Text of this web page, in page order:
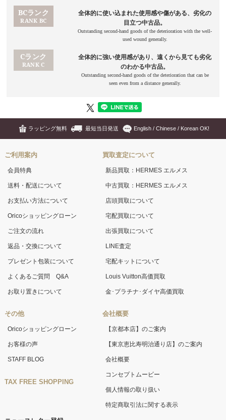
ラッピング無料 最短当日発送 English / Chinese / Korean OK!
ご利用案内
会員特典
送料・配送について
お支払い方法について
Oricoショッピングローン
ご注文の流れ
返品・交換について
プレゼント包装について
よくあるご質問 Q&A
お取り置きについて
その他
Oricoショッピングローン
お客様の声
STAFF BLOG
TAX FREE SHOPPING
買取査定について
新品買取：HERMES エルメス
中古買取：HERMES エルメス
店頭買取について
宅配買取について
出張買取について
LINE査定
宅配キットについて
Louis Vuitton高価買取
金･プラチナ･ダイヤ高価買取
会社概要
【京都本店】のご案内
【東京恵比寿明治通り店】のご案内
会社概要
コンセプトムービー
個人情報の取り扱い
特定商取引法に関する表示